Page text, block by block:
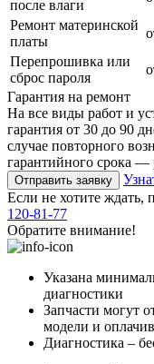
после влаги
Ремонт материнской
платы
Перепрошивка или
сброс пароля
Гарантия на ремонт
На все виды работ и
гарантия от 30 до 90
случае повторного
гарантийного срока —
Отправить заявку
Если не хотите ждать,
120-81-77
Обратите внимание!
Указана
диагностики
Запчасти могут
модели и
Диагностика –